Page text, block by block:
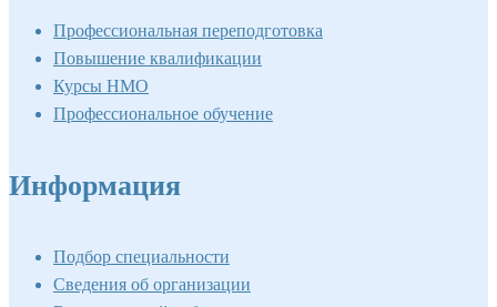
Профессиональная переподготовка
Повышение квалификации
Курсы НМО
Профессиональное обучение
Информация
Подбор специальности
Сведения об организации